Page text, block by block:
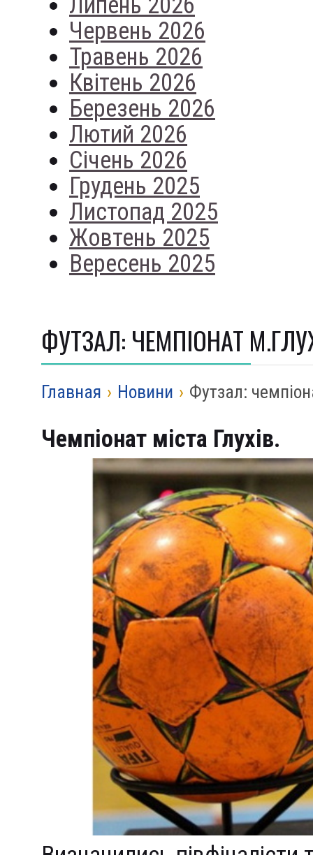
Червень 2026
Травень 2026
Квітень 2026
Березень 2026
Лютий 2026
Січень 2026
Грудень 2025
Листопад 2025
Жовтень 2025
Вересень 2025
ФУТЗАЛ: ЧЕМПІОНАТ
Главная › Новини › Футзал:
Чемпіонат міста Глухів.